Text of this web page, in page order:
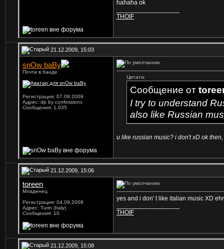
hahaha ok
THOIF
21.12.2009, 15:03
snOw baBy
Почти в банде
Регистрация: 07.08.2009
Адрес: dp by confessionx
Сообщения: 1,035
Цитата:
Сообщение от
I try to understand
also like Russian
u like russian music? i don't xD ok
21.12.2009, 15:06
toreen
Младенец
Регистрация: 04.09.2008
Адрес: Turin (Italy)
Сообщения: 10
yes and i don' t like italian music XD
THOIF
21.12.2009, 15:08